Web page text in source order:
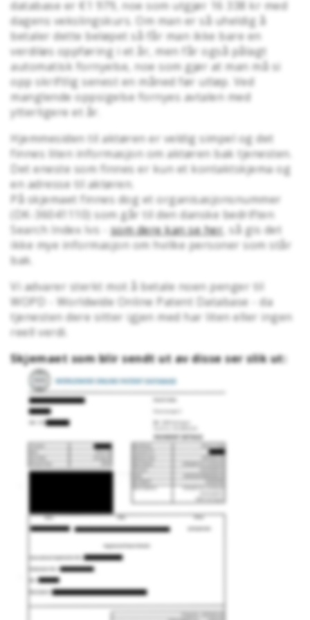
database er €1 979, noe som utgjør 16 338 kr med
dagens vekslingskurs. Om man er så uheldig å
betaler dette beløpet så får man ikke bare en
verdiløs oppføring i et år, men får også pålagt
automatisk fornyelse, noe som gjør at man må si
opp skriftlig senest en måned før utløp. Ved
manglende oppsigelse fornyes avtalen med
ytterligere et år.
Hjemmesiden til aktøren er veldig simpel og det
finnes liten informasjon om aktøren bak tjenesten.
Det eneste som finnes er kun et kontaktskjema og
en adresse til aktøren.
På skjemaet finnes dog et organisasjonsnummer
(DK-36041110) som går til den danske bedriften
Search Index Ivs -som dere kan se her, så gis det
ikke mye informasjon om hvilke personer som står
bak.
Vi advarer sterkt mot å betale noen penger til
WOPD - Worldwide Online Patent Database - da
tjenesten dere sitter igjen med har liten eller ingen
reell verdi.
Skjemaet som blir sendt ut av disse ser slik ut: